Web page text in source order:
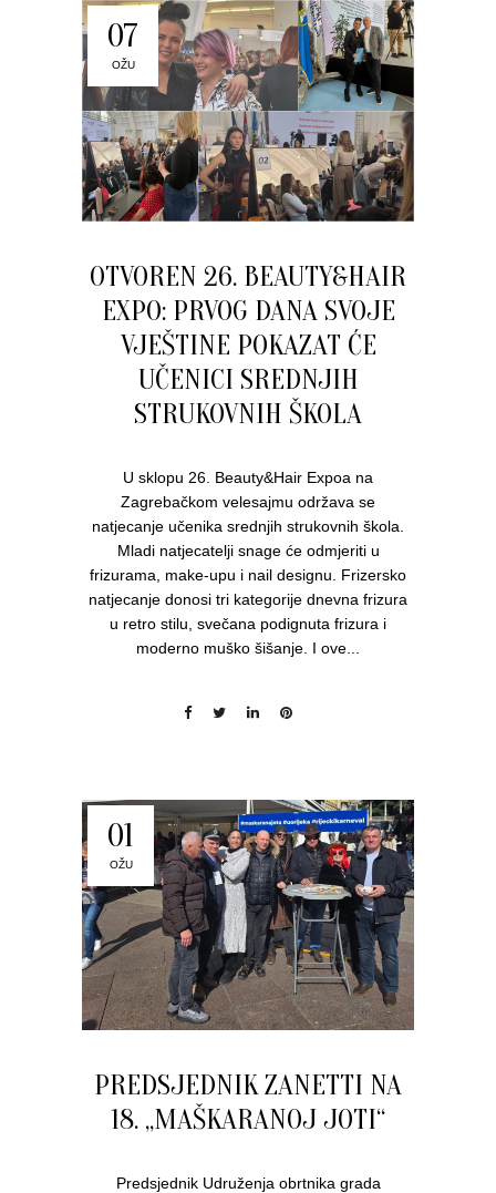
07
OŽU
OTVOREN 26. BEAUTY&HAIR
EXPO: PRVOG DANA SVOJE
VJEŠTINE POKAZAT ĆE
UČENICI SREDNJIH
STRUKOVNIH ŠKOLA
U sklopu 26. Beauty&Hair Expoa na
Zagrebačkom velesajmu održava se
natjecanje učenika srednjih strukovnih škola.
Mladi natjecatelji snage će odmjeriti u
frizurama, make-upu i nail designu. Frizersko
natjecanje donosi tri kategorije dnevna frizura
u retro stilu, svečana podignuta frizura i
moderno muško šišanje. I ove...
01
OŽU
PREDSJEDNIK ZANETTI NA
18. „MAŠKARANOJ JOTI“
Predsjednik Udruženja obrtnika grada